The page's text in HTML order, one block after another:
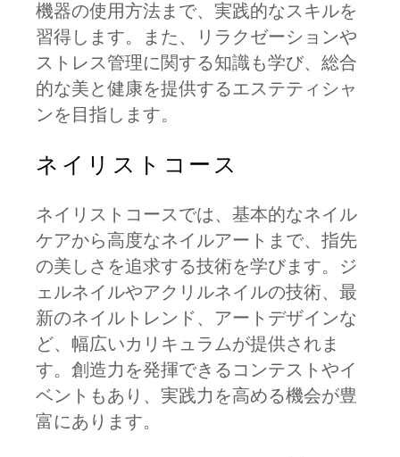
機器の使用方法まで、実践的なスキルを
習得します。また、リラクゼーションや
ストレス管理に関する知識も学び、総合
的な美と健康を提供するエステティシャ
ンを目指します。
ネイリストコース
ネイリストコースでは、基本的なネイル
ケアから高度なネイルアートまで、指先
の美しさを追求する技術を学びます。ジ
ェルネイルやアクリルネイルの技術、最
新のネイルトレンド、アートデザインな
ど、幅広いカリキュラムが提供されま
す。創造力を発揮できるコンテストやイ
ベントもあり、実践力を高める機会が豊
富にあります。